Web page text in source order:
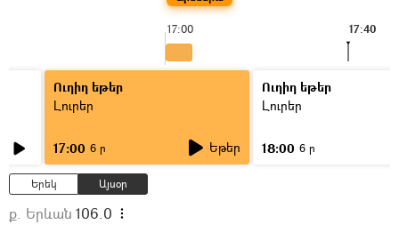
17:00 17:40
Ուղիղ եթեր
Լուրեր
17:00 6 ր Եթեր
Ուղիղ եթեր
Լուրեր
18:00 6 ր
Երեկ Այսօր
ք. Երևան 106.0